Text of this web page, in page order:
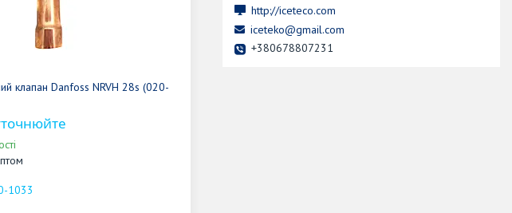
клапан Danfoss NRVH 28s (020-
1033
http://iceteco.com
iceteko@gmail.com
+380678807231